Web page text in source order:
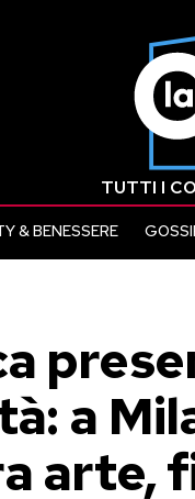
TUTTI I
& BENESSERE
a
arte,